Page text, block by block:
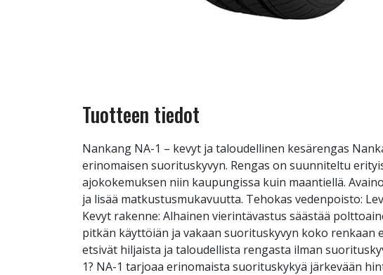
Tuotteen tiedot
Nankang NA-1 – kevyt ja taloudellinen kesärengas
erinomaisen suorituskyvyn. Rengas on suunniteltu
ajokokemuksen niin kaupungissa kuin maantiellä.
ja lisää matkustusmukavuutta. Tehokas vedenpoisto:
Kevyt rakenne: Alhainen vierintävastus säästää
pitkän käyttöiän ja vakaan suorituskyvyn koko renkaan
etsivät hiljaista ja taloudellista rengasta ilman
1? NA-1 tarjoaa erinomaista suorituskykyä järkevään